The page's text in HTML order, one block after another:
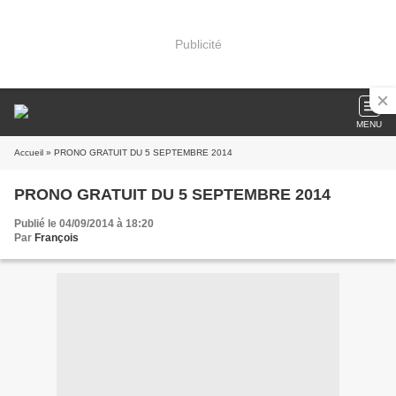
Publicité
MENU
Accueil » PRONO GRATUIT DU 5 SEPTEMBRE 2014
PRONO GRATUIT DU 5 SEPTEMBRE 2014
Publié le 04/09/2014 à 18:20
Par François